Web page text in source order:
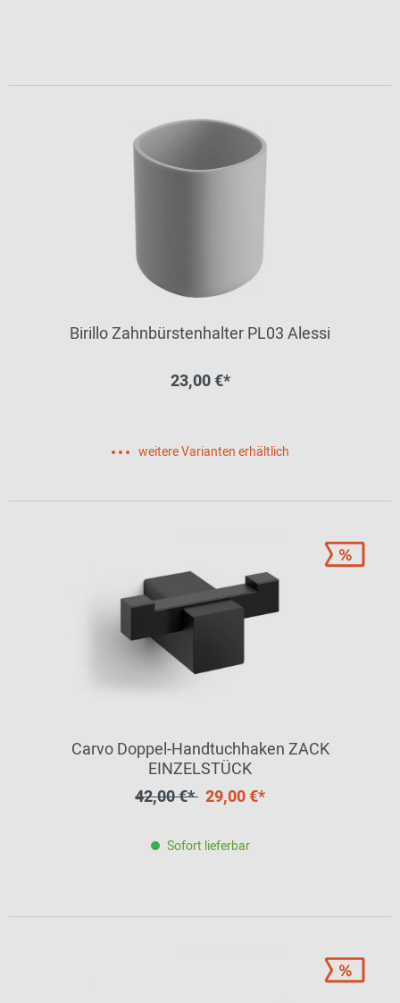
Birillo Zahnbürstenhalter PL03 Alessi
23,00 €*
weitere Varianten erhältlich
Carvo Doppel-Handtuchhaken ZACK
EINZELSTÜCK
42,00 €* 29,00 €*
Sofort lieferbar